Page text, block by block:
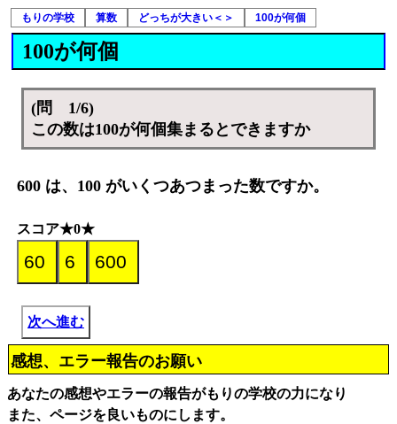
もりの学校 算数 どっちが大きい＜＞ 100が何個
100が何個
(問 1/6)
この数は100が何個集まるとできますか
600 は、100 がいくつあつまった数ですか。
スコア★0★
次へ進む
感想、エラー報告のお願い
あなたの感想やエラーの報告がもりの学校の力になり
また、ページを良いものにします。